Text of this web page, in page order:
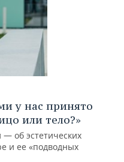
у нас принято
или тело?»
— об эстетических
и ее «подводных